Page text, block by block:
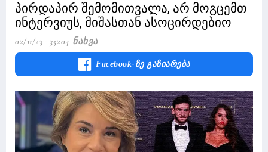
პირდაპირ შემომითვალა, არ მოგცემთ
ინტერვიუს, მიშასთან ასოცირდებიო
02/11/23 35204 Ნახვა
Facebook-Ზე Გაზიარება